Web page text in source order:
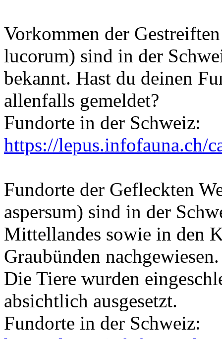
Vorkommen der
lucorum) sind in der
bekannt. Hast du deinen
allenfalls gemeldet?
Fundorte in der Schweiz:
https://lepus.infofauna.ch/
Fundorte der Gefleckten
aspersum) sind in der
Mittellandes sowie in den
Graubünden nachgewiesen.
Die Tiere wurden
absichtlich ausgesetzt.
Fundorte in der Schweiz: